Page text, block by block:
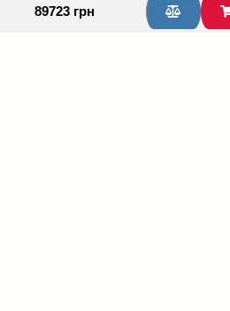
89723 грн